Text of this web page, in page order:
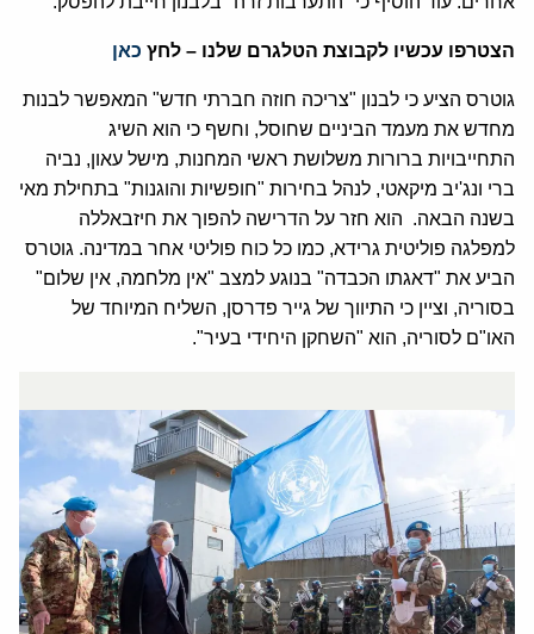
הצטרפו עכשיו לקבוצת הטלגרם שלנו – לחץ כאן
גוטרס הציע כי לבנון "צריכה חוזה חברתי חדש" המאפשר לבנות
מחדש את מעמד הביניים שחוסל, וחשף כי הוא השיג
התחייבויות ברורות משלושת ראשי המחנות, מישל עאון, נביה
ברי ונג'יב מיקאטי, לנהל בחירות "חופשיות והוגנות" בתחילת מאי
בשנה הבאה. הוא חזר על הדרישה להפוך את חיזבאללה
למפלגה פוליטית גרידא, כמו כל כוח פוליטי אחר במדינה. גוטרס
הביע את "דאגתו הכבדה" בנוגע למצב "אין מלחמה, אין שלום"
בסוריה, וציין כי התיווך של גייר פדרסן, השליח המיוחד של
האו"ם לסוריה, הוא "השחקן היחידי בעיר".